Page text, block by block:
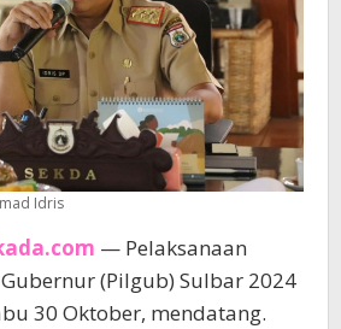
Idris
— Pelaksanaan
(Pilgub) Sulbar 2024
30 Oktober, mendatang.